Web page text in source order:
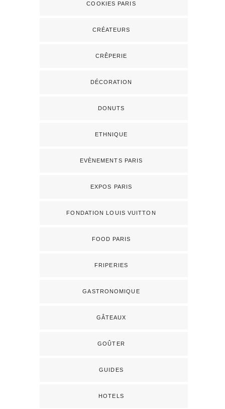
COOKIES PARIS
CRÉATEURS
CRÊPERIE
DÉCORATION
DONUTS
ETHNIQUE
EVÈNEMENTS PARIS
EXPOS PARIS
FONDATION LOUIS VUITTON
FOOD PARIS
FRIPERIES
GASTRONOMIQUE
GÂTEAUX
GOÛTER
GUIDES
HOTELS